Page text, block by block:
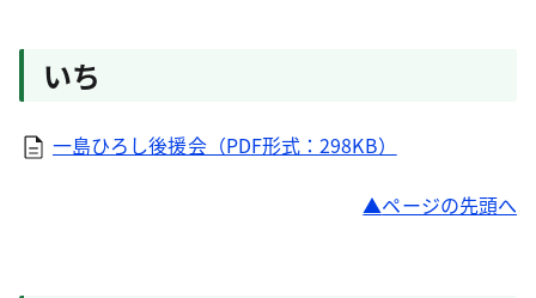
いち
一島ひろし後援会（PDF形式：298KB）
ページの先頭へ